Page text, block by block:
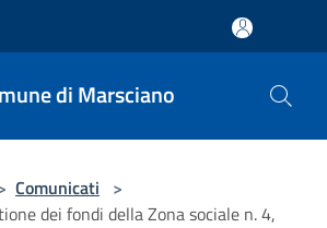
di Marsciano
Comunicati >
dei fondi della Zona sociale n. 4,